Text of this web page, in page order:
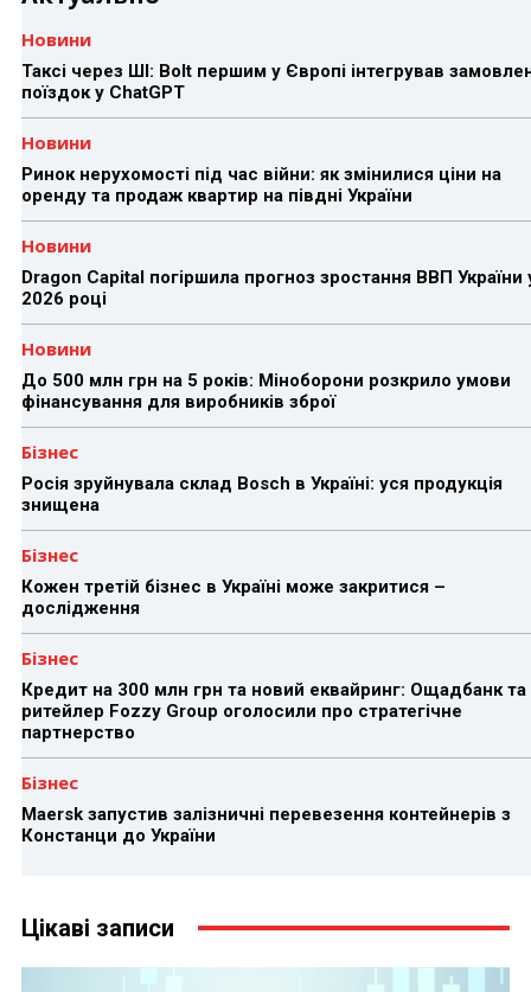
Новини
Таксі через ШІ: Bolt першим у Європі інтегрував
поїздок у ChatGPT
Новини
Ринок нерухомості під час війни: як змінилися ціни на
оренду та продаж квартир на півдні України
Новини
Dragon Capital погіршила прогноз зростання ВВП України
2026 році
Новини
До 500 млн грн на 5 років: Міноборони розкрило умови
фінансування для виробників зброї
Бізнес
Росія зруйнувала склад Bosch в Україні: уся продукція
знищена
Бізнес
Кожен третій бізнес в Україні може закритися –
дослідження
Бізнес
Кредит на 300 млн грн та новий еквайринг: Ощадбанк та
ритейлер Fozzy Group оголосили про стратегічне
партнерство
Бізнес
Maersk запустив залізничні перевезення контейнерів з
Констанци до України
Цікаві записи